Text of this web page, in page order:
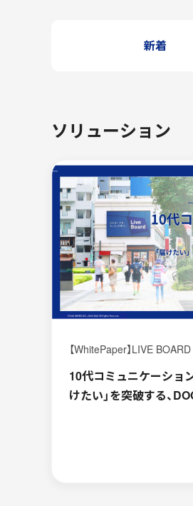
新着
ソリューション
【WhitePaper】LIVE BOARD
10代コミュニケーショ
けたい」を突破する、